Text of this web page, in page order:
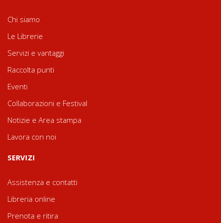
Chi siamo
Le Librerie
Servizi e vantaggi
Raccolta punti
Eventi
Collaborazioni e Festival
Notizie e Area stampa
Lavora con noi
SERVIZI
Assistenza e contatti
Libreria online
Prenota e ritira